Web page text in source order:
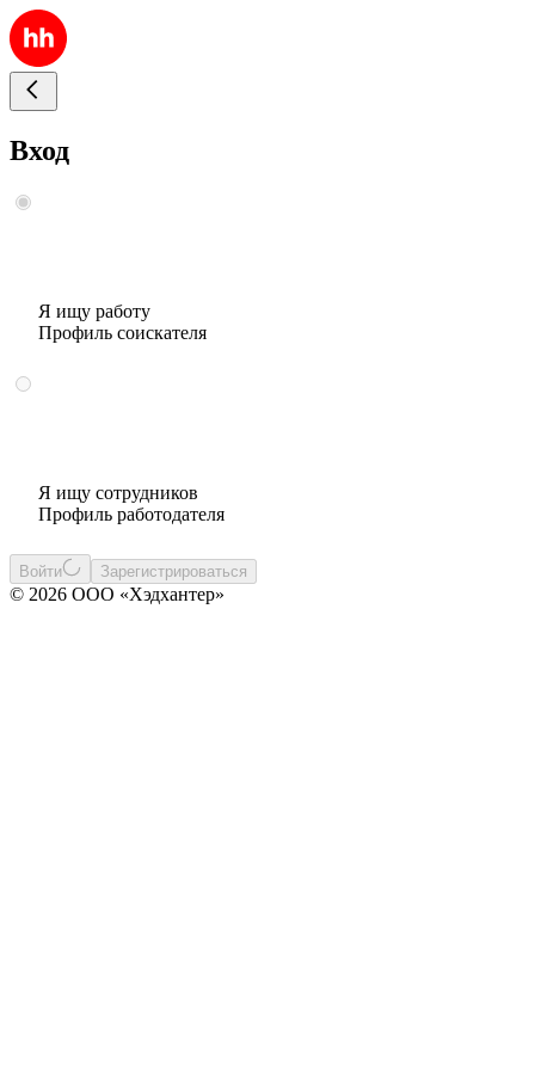
Вход
Я ищу работу
Профиль соискателя
Я ищу сотрудников
Профиль работодателя
Войти Зарегистрироваться
© 2026 ООО «Хэдхантер»